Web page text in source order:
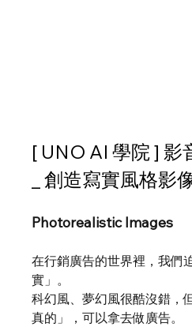
[ UNO AI 學院 ] 影
_ 創造寫實風格影
Photorealistic Images
在行銷廣告的世界裡，我們
實」。
科幻風、夢幻風很酷沒錯，
真的」，可以拿去做廣告。